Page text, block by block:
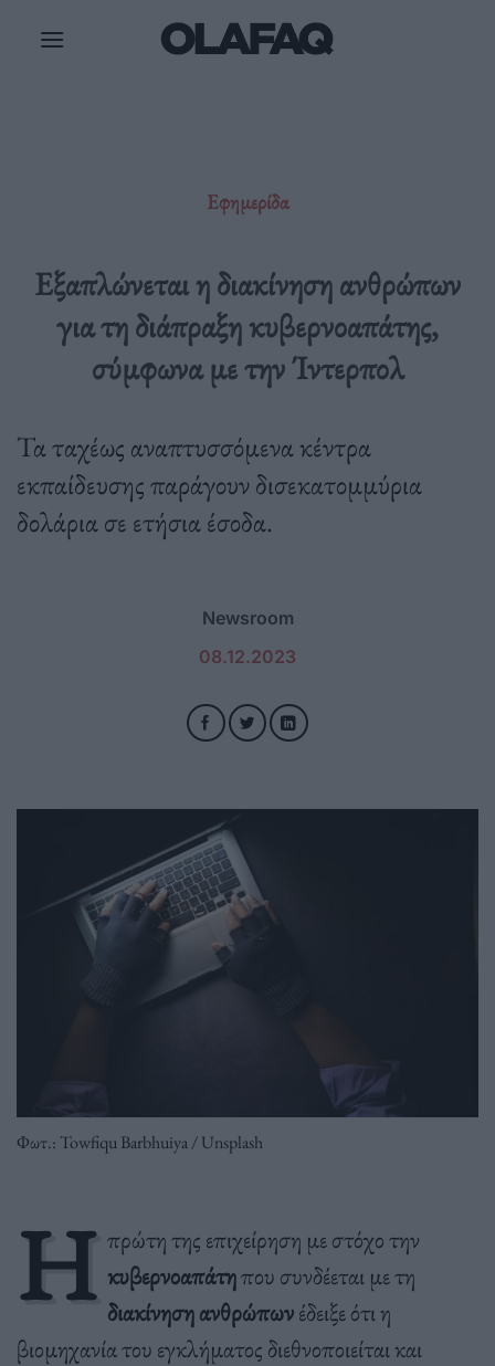
Εφημερίδα
Εξαπλώνεται η διακίνηση ανθρώπων
για τη διάπραξη κυβερνοαπάτης,
σύμφωνα με την Ίντερπολ
Τα ταχέως αναπτυσσόμενα κέντρα
εκπαίδευσης παράγουν δισεκατομμύρια
δολάρια σε ετήσια έσοδα.
Newsroom
08.12.2023
Φωτ.: Towfiqu Barbhuiya / Unsplash
Η πρώτη της επιχείρηση με στόχο την
κυβερνοαπάτηπου συνδέεται με τη
διακίνηση ανθρώπωνέδειξε ότι η
βιομηχανία του εγκλήματος διεθνοποιείται και